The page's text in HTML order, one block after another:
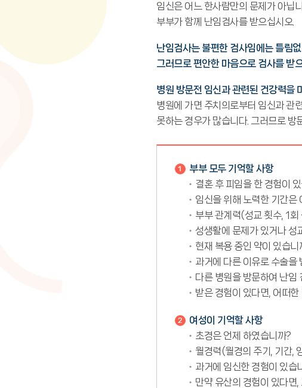
임신은 어느 한사람만의 문제가 아닙
부부가 함께 난임검사를 받으십시오.
난임검사는 불편한 검사임에는 틀림
그러므로 편안한 마음으로 검사를 받
병원 방문전 임신과 관련된 건강력을
병원에 가면 주치의로부터 임신과 관
못하는 경우가 많습니다. 그러므로 방
부부 모두 기억할 사항
결혼 후 피임을 한 경험이
임신을 위해 노력한 기간은
부부 관계력(성교 횟수, 1
성생활에 문제가 있거나 성
현재 복용 중인 약이 있습니
과거에 다른 이유로 수술을
다른 병원을 방문하여 난임
받은 경험이 있다면, 어떠
여성이 기억할 사항
초경은 언제 하였습니까?
월경력(월경의 주기, 기간,
과거에 임신한 경험이 있
만약 유산의 경험이 있다면